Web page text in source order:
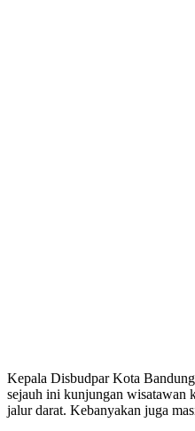
Kepala Disbudpar Kota
sejauh ini kunjungan wisatawan
jalur darat. Kebanyakan juga